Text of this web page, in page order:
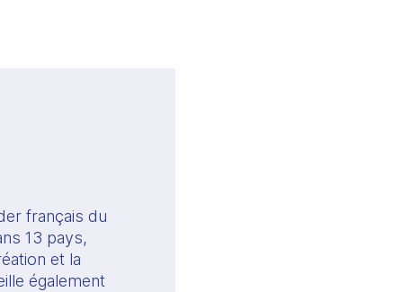
français du
13 pays,
et la
également